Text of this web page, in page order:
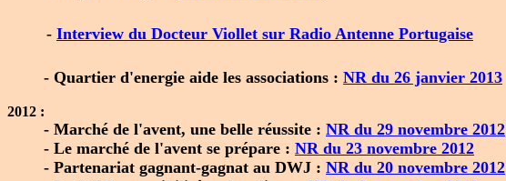
- Interview du Docteur Viollet sur Radio Antenne Portugaise
- Quartier d'energie aide les associations : NR du 26 janvier 2013
2012 :
- Marché de l'avent, une belle réussite : NR du 29 novembre 2012
- Le marché de l'avent se prépare : NR du 23 novembre 2012
- Partenariat gagnant-gagnat au DWJ : NR du 20 novembre 2012